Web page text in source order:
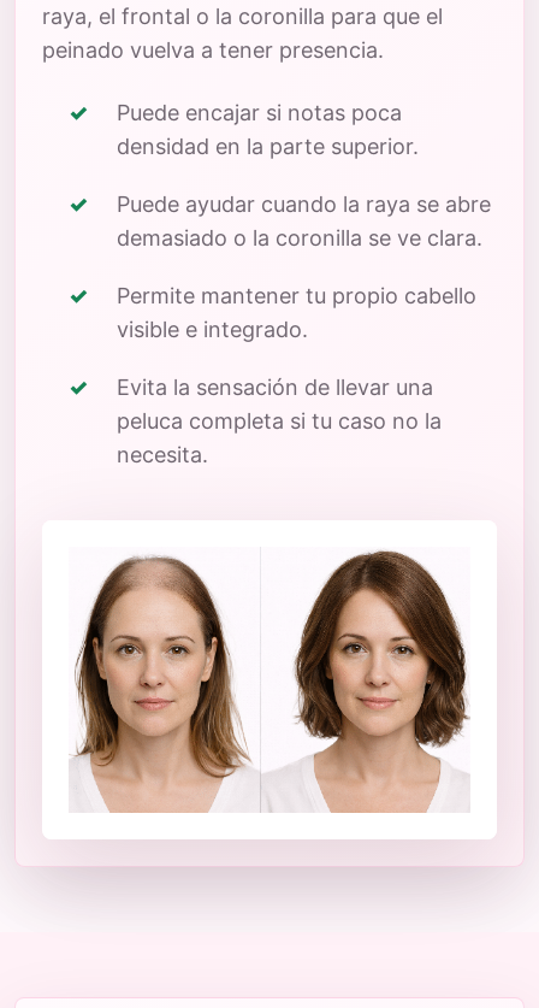
raya, el frontal o la coronilla para que el
peinado vuelva a tener presencia.
Puede encajar si notas poca
densidad en la parte superior.
Puede ayudar cuando la raya se abre
demasiado o la coronilla se ve clara.
Permite mantener tu propio cabello
visible e integrado.
Evita la sensación de llevar una
peluca completa si tu caso no la
necesita.